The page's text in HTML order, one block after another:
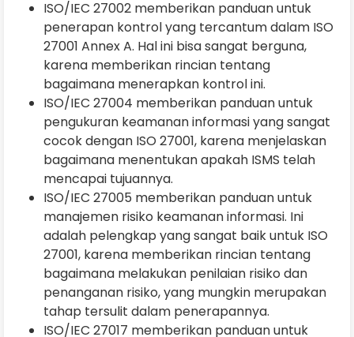
ISO/IEC 27002 memberikan panduan untuk
penerapan kontrol yang tercantum dalam ISO
27001 Annex A. Hal ini bisa sangat berguna,
karena memberikan rincian tentang
bagaimana menerapkan kontrol ini.
ISO/IEC 27004 memberikan panduan untuk
pengukuran keamanan informasi yang sangat
cocok dengan ISO 27001, karena menjelaskan
bagaimana menentukan apakah ISMS telah
mencapai tujuannya.
ISO/IEC 27005 memberikan panduan untuk
manajemen risiko keamanan informasi. Ini
adalah pelengkap yang sangat baik untuk ISO
27001, karena memberikan rincian tentang
bagaimana melakukan penilaian risiko dan
penanganan risiko, yang mungkin merupakan
tahap tersulit dalam penerapannya.
ISO/IEC 27017 memberikan panduan untuk